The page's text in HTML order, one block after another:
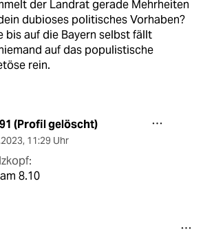
der Landrat gerade Mehrheiten
dubioses politisches Vorhaben?
bis auf die Bayern selbst fällt
auf das populistische
rein.
(Profil gelöscht)
, 11:29 Uhr
8.10